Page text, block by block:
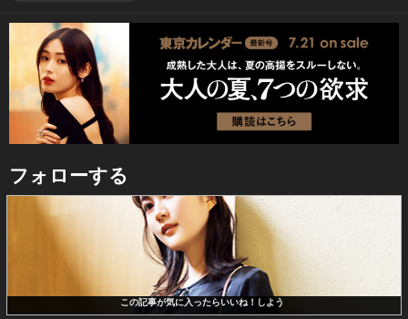
フォローする
この記事が気に入ったらいいね！しよう